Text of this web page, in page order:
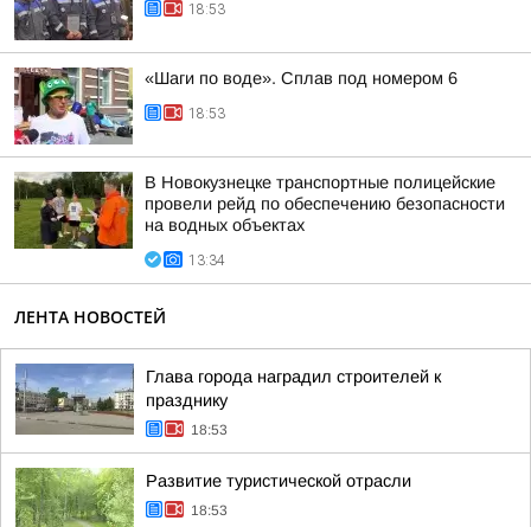
18:53
«Шаги по воде». Сплав под номером 6
18:53
В Новокузнецке транспортные полицейские
провели рейд по обеспечению безопасности
на водных объектах
13:34
ЛЕНТА НОВОСТЕЙ
Глава города наградил строителей к
празднику
18:53
Развитие туристической отрасли
18:53